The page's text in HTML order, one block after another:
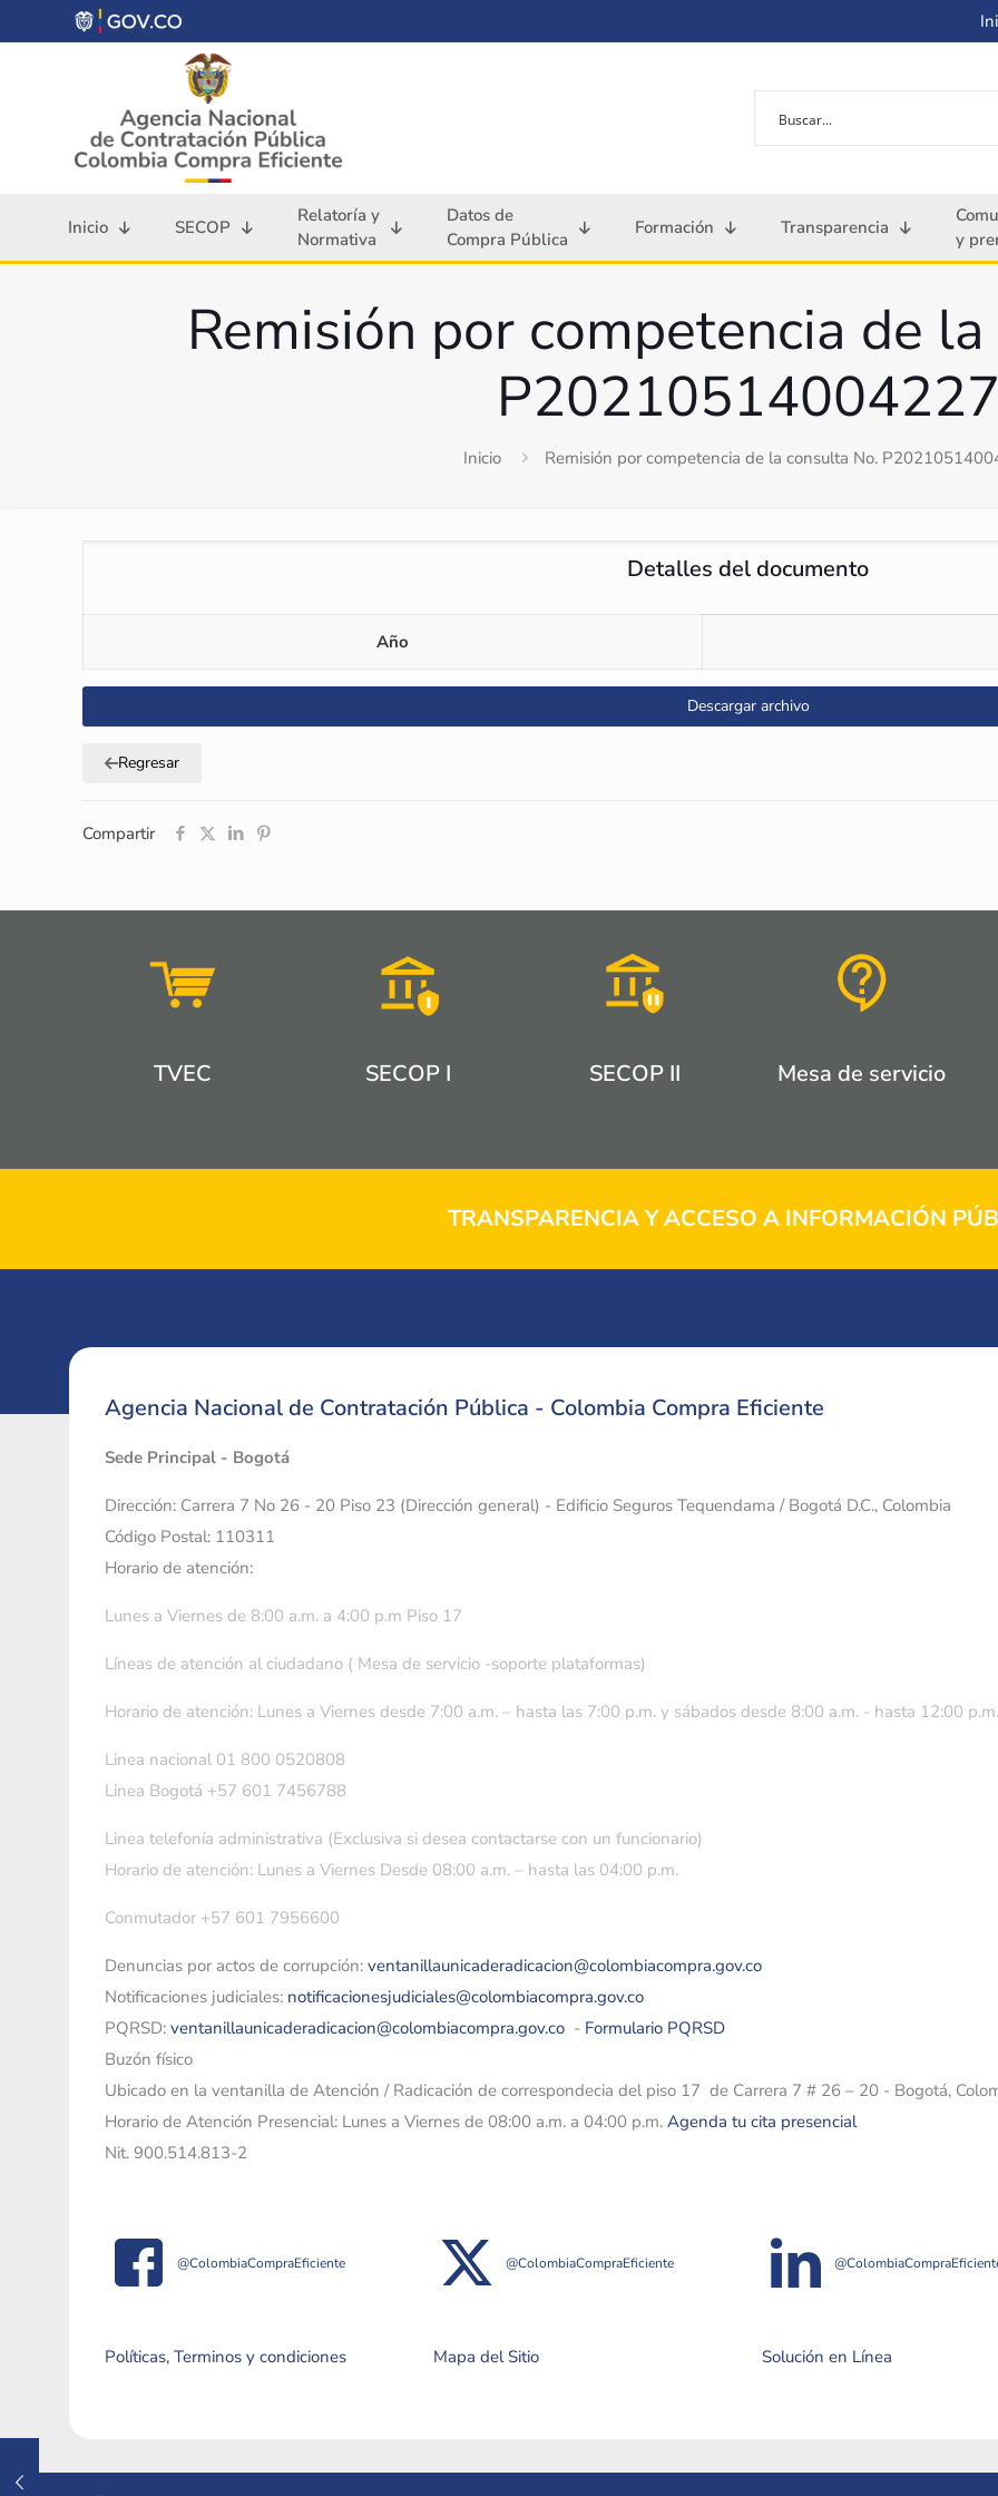
Inicio SECOP
Relatoría y
Normativa
Datos de
Compra Pública
Formación Transparencia
y
Remisión por competencia de
Inicio Remisión por competencia de la consulta No.
Detalles del documento
Año
Descargar archivo
Regresar
Compartir
TVEC SECOP I SECOP II Mesa de servicio
TRANSPARENCIA Y ACCESO A INFORMACIÓN
Agencia Nacional de Contratación Pública - Colombia Compra Eficiente
Sede Principal - Bogotá
Dirección: Carrera 7 No 26 - 20 Piso 23 (Dirección general) - Edificio Seguros Tequendama / Bogotá D.C., Colombia
Código Postal: 110311
Horario de atención:
Lunes a Viernes de 8:00 a.m. a 4:00 p.m Piso 17
Líneas de atención al ciudadano ( Mesa de servicio -soporte plataformas)
Horario de atención: Lunes a Viernes desde 7:00 a.m. – hasta las 7:00 p.m. y sábados desde 8:00 a.m. - hasta 12:00 p.m.
Linea nacional 01 800 0520808
Linea Bogotá +57 601 7456788
Linea telefonía administrativa (Exclusiva si desea contactarse con un funcionario)
Horario de atención: Lunes a Viernes Desde 08:00 a.m. – hasta las 04:00 p.m.
Conmutador +57 601 7956600
Denuncias por actos de corrupción: ventanillaunicaderadicacion@colombiacompra.gov.co
Notificaciones judiciales: notificacionesjudiciales@colombiacompra.gov.co
PQRSD: ventanillaunicaderadicacion@colombiacompra.gov.co - Formulario PQRSD
Buzón físico
Ubicado en la ventanilla de Atención / Radicación de correspondecia del piso 17 de Carrera 7 # 26 – 20 - Bogotá,
Horario de Atención Presencial: Lunes a Viernes de 08:00 a.m. a 04:00 p.m. Agenda tu cita presencial
Nit. 900.514.813-2
@ColombiaCompraEficiente @ColombiaCompraEficiente
Políticas, Terminos y condiciones Mapa del Sitio Solución en Línea